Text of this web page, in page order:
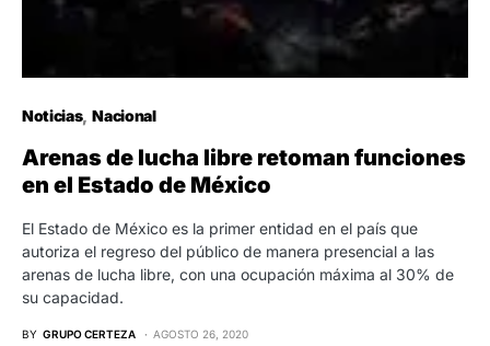
Noticias Nacional
Arenas de lucha libre retoman funciones
en el Estado de México
El Estado de México es la primer entidad en el país que
autoriza el regreso del público de manera presencial a las
arenas de lucha libre, con una ocupación máxima al 30% de
su capacidad.
BY GRUPO CERTEZA AGOSTO 26, 2020